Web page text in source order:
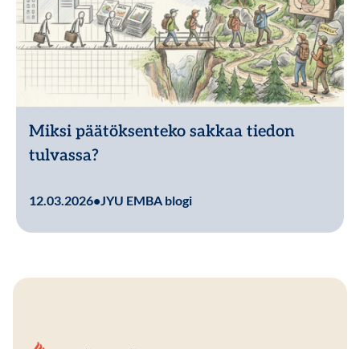
Miksi päätöksenteko sakkaa tiedon
tulvassa?
12.03.2026• JYU EMBA blogi